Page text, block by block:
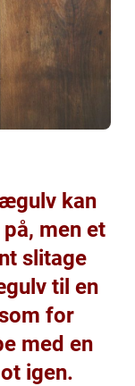
kan
men et
slitage
til en
for
med en
igen.